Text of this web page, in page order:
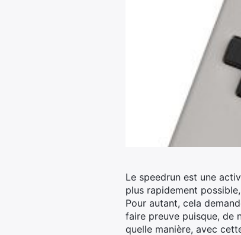
Le speedrun est une
plus rapidement
Pour autant, cela
faire preuve puisque, de
quelle manière, avec